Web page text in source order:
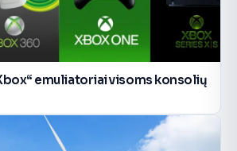
emuliatoriai visoms konsolių